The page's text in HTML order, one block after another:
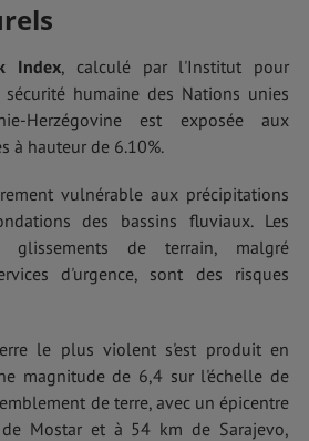
Index, calculé par l'Institut pour
humaine des Nations unies
Herzégovine est exposée aux
à hauteur de 6.10%.
vulnérable aux précipitations
des bassins fluviaux. Les
de terrain, malgré
d'urgence, sont des risques
le plus violent s'est produit en
magnitude de 6,4 sur l'échelle de
de terre, avec un épicentre
Mostar et à 54 km de Sarajevo,